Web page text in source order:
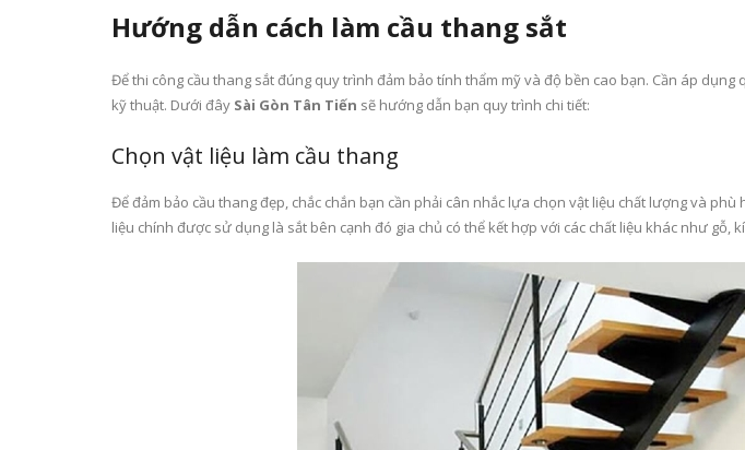
Hướng dẫn cách làm cầu thang sắt
Để thi công cầu thang sắt đúng quy trình đảm bảo tính thẩm mỹ và độ bền cao bạn. Cần áp dụng
kỹ thuật. Dưới đây Sài Gòn Tân Tiến sẽ hướng dẫn bạn quy trình chi tiết:
Chọn vật liệu làm cầu thang
Để đảm bảo cầu thang đẹp, chắc chắn bạn cần phải cân nhắc lựa chọn vật liệu chất lượng và phù
liệu chính được sử dụng là sắt bên cạnh đó gia chủ có thể kết hợp với các chất liệu khác như gỗ,